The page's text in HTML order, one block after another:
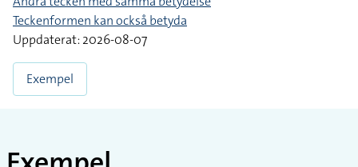
Teckenformen kan också betyda
Uppdaterat: 2026-08-07
Exempel